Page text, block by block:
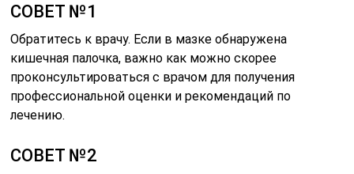
СОВЕТ №1
Обратитесь к врачу. Если в мазке обнаружена
кишечная палочка, важно как можно скорее
проконсультироваться с врачом для получения
профессиональной оценки и рекомендаций по
лечению.
СОВЕТ №2